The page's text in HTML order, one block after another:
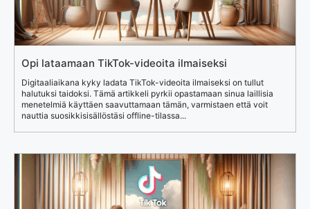
Opi lataamaan TikTok-videoita ilmaiseksi
Digitaaliaikana kyky ladata TikTok-videoita ilmaiseksi on tullut
halutuksi taidoksi. Tämä artikkeli pyrkii opastamaan sinua laillisia
menetelmiä käyttäen saavuttamaan tämän, varmistaen että voit
nauttia suosikkisisällöstäsi offline-tilassa...